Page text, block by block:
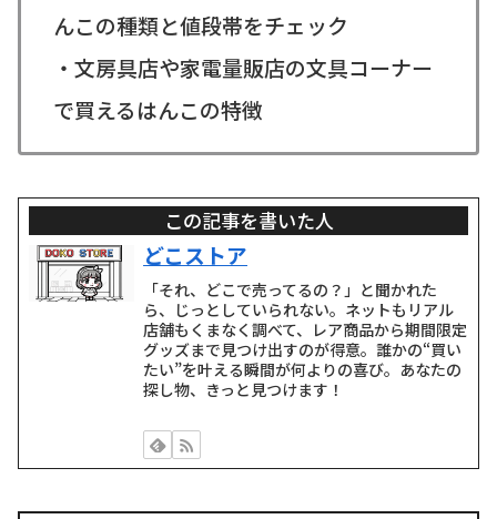
んこの種類と値段帯をチェック
・文房具店や家電量販店の文具コーナー
で買えるはんこの特徴
この記事を書いた人
どこストア
「それ、どこで売ってるの？」と聞かれた
ら、じっとしていられない。ネットもリアル
店舗もくまなく調べて、レア商品から期間限定
グッズまで見つけ出すのが得意。誰かの“買い
たい”を叶える瞬間が何よりの喜び。あなたの
探し物、きっと見つけます！